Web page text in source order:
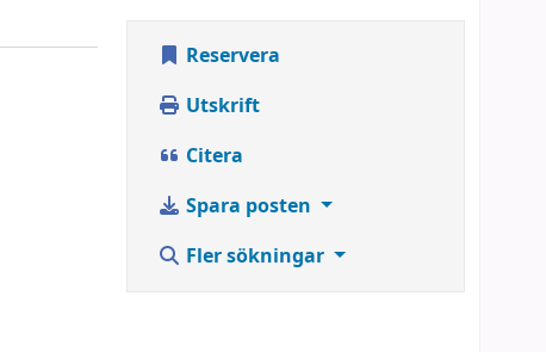
Reservera
Utskrift
Citera
Spara posten
Fler sökningar